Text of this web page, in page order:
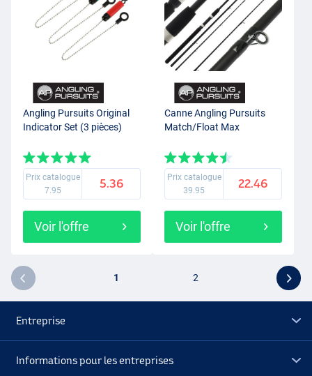
Angling Pursuits Original
Indicator Set (3 pièces)
Prix catalogue
7.95
5.36
Voir l'offre
Canne Angling Pursuits
Match/Float Max
Prix catalogue
39.95
22.46
Voir l'offre
1 2
Entreprise
Informations pour les entreprises